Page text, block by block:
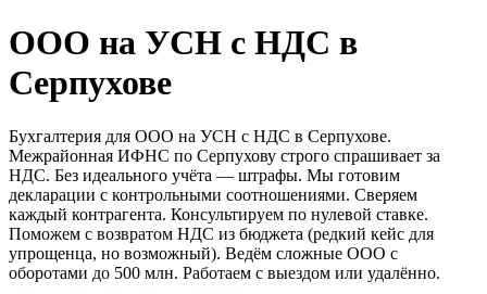
ООО на УСН с НДС в
Серпухове
Бухгалтерия для ООО на УСН с НДС в Серпухове.
Межрайонная ИФНС по Серпухову строго спрашивает за
НДС. Без идеального учёта — штрафы. Мы готовим
декларации с контрольными соотношениями. Сверяем
каждый контрагента. Консультируем по нулевой ставке.
Поможем с возвратом НДС из бюджета (редкий кейс для
упрощенца, но возможный). Ведём сложные ООО с
оборотами до 500 млн. Работаем с выездом или удалённо.